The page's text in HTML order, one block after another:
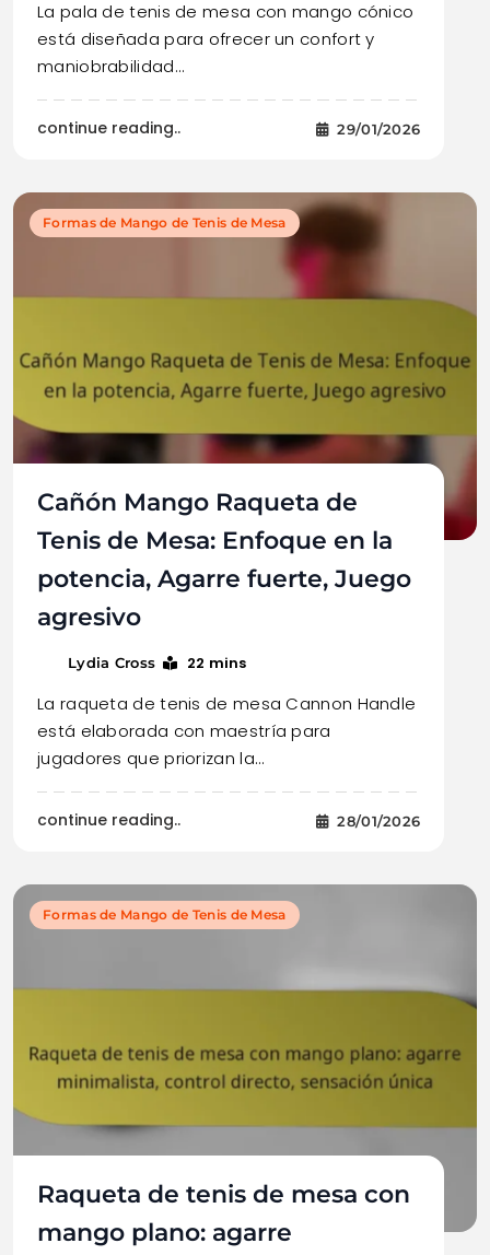
La pala de tenis de mesa con mango cónico
está diseñada para ofrecer un confort y
maniobrabilidad…
continue reading.. 29/01/2026
Formas de Mango de Tenis de Mesa
Cañón Mango Raqueta de
Tenis de Mesa: Enfoque en la
potencia, Agarre fuerte, Juego
agresivo
Lydia Cross 22 mins
La raqueta de tenis de mesa Cannon Handle
está elaborada con maestría para
jugadores que priorizan la…
continue reading.. 28/01/2026
Formas de Mango de Tenis de Mesa
Raqueta de tenis de mesa con
mango plano: agarre